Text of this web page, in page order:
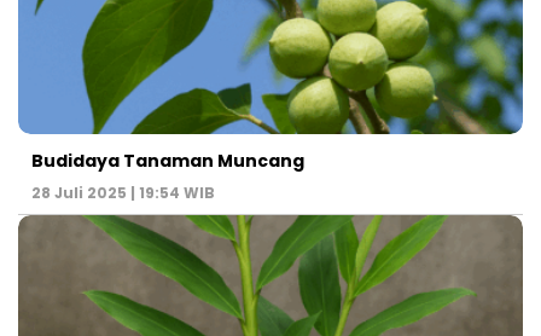
Budidaya Tanaman Muncang
28 Juli 2025 | 19:54 WIB